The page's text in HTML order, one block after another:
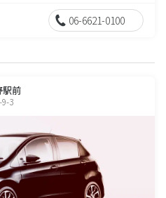
06-6621-0100
駅前
3